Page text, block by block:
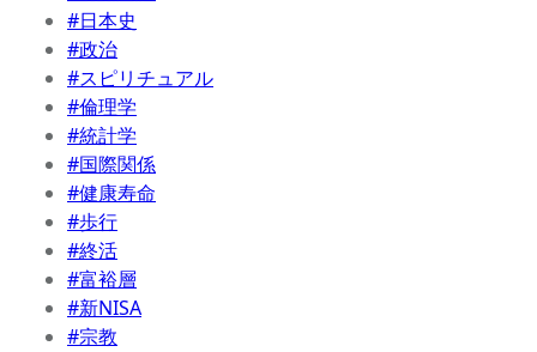
#日本史
#政治
#スピリチュアル
#倫理学
#統計学
#国際関係
#健康寿命
#歩行
#終活
#富裕層
#新NISA
#宗教